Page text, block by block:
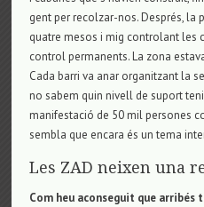
gent per recolzar-nos. Després, la
quatre mesos i mig controlant les
control permanents. La zona
Cada barri va anar organitzant la
no sabem quin nivell de suport
manifestació de 50 mil persones
sembla que encara és un tema
Les ZAD neixen una
Com heu aconseguit que